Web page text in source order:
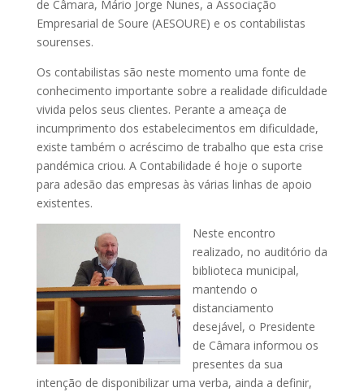
de Câmara, Mário Jorge Nunes, a Associação
Empresarial de Soure (AESOURE) e os contabilistas
sourenses.
Os contabilistas são neste momento uma fonte de
conhecimento importante sobre a realidade dificuldade
vivida pelos seus clientes. Perante a ameaça de
incumprimento dos estabelecimentos em dificuldade,
existe também o acréscimo de trabalho que esta crise
pandémica criou. A Contabilidade é hoje o suporte
para adesão das empresas às várias linhas de apoio
existentes.
Neste encontro
realizado, no auditório da
biblioteca municipal,
mantendo o
distanciamento
desejável, o Presidente
de Câmara informou os
presentes da sua
intenção de disponibilizar uma verba, ainda a definir,